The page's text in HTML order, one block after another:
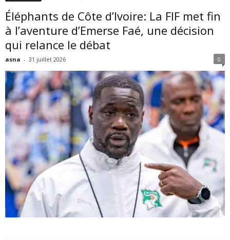
Éléphants de Côte d’Ivoire: La FIF met fin
à l’aventure d’Emerse Faé, une décision
qui relance le débat
asna - 31 juillet 2026 0